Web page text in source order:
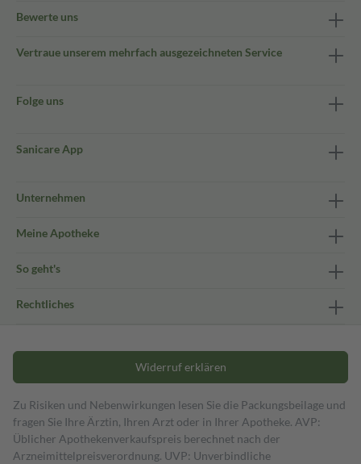
Bewerte uns
Vertraue unserem mehrfach ausgezeichneten Service
Folge uns
Sanicare App
Unternehmen
Meine Apotheke
So geht's
Rechtliches
Widerruf erklären
Zu Risiken und Nebenwirkungen lesen Sie die Packungsbeilage und
fragen Sie Ihre Ärztin, Ihren Arzt oder in Ihrer Apotheke. AVP:
Üblicher Apothekenverkaufspreis berechnet nach der
Arzneimittelpreisverordnung. UVP: Unverbindliche